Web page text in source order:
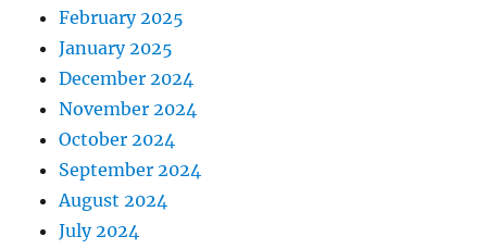
February 2025
January 2025
December 2024
November 2024
October 2024
September 2024
August 2024
July 2024